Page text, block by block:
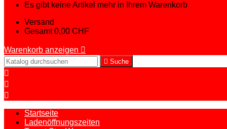
Es gibt keine Artikel mehr in Ihrem Warenkorb
Versand
Gesamt 0,00 CHF
Warenkorb anzeigen 
 Suche



Startseite
Ladenöffnungszeiten